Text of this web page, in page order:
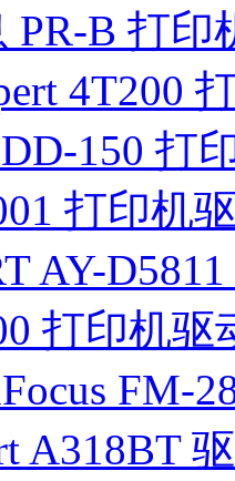
PR-B 打印
4T200
150 打
打印机
AY-
打印机驱
FM-
A318BT